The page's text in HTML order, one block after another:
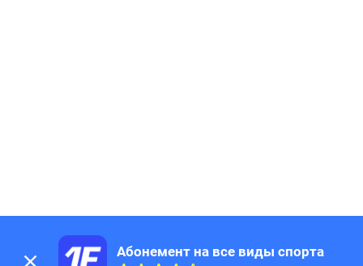
Абонемент на все виды спорта